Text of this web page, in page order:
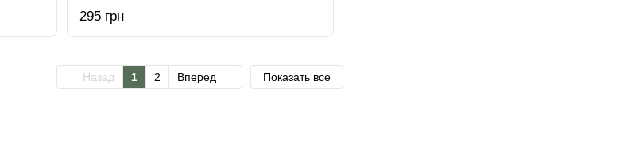
295 грн
Назад 1 2 Вперед Показать все